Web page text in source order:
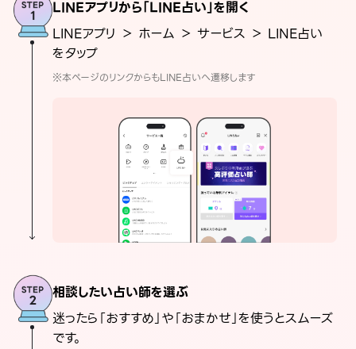
LINEアプリから「LINE占い」を開く
LINEアプリ ＞ ホーム ＞ サービス ＞ LINE占い
をタップ
※本ページのリンクからもLINE占いへ遷移します
相談したい占い師を選ぶ
迷ったら「おすすめ」や「おまかせ」を使うとスムーズ
です。